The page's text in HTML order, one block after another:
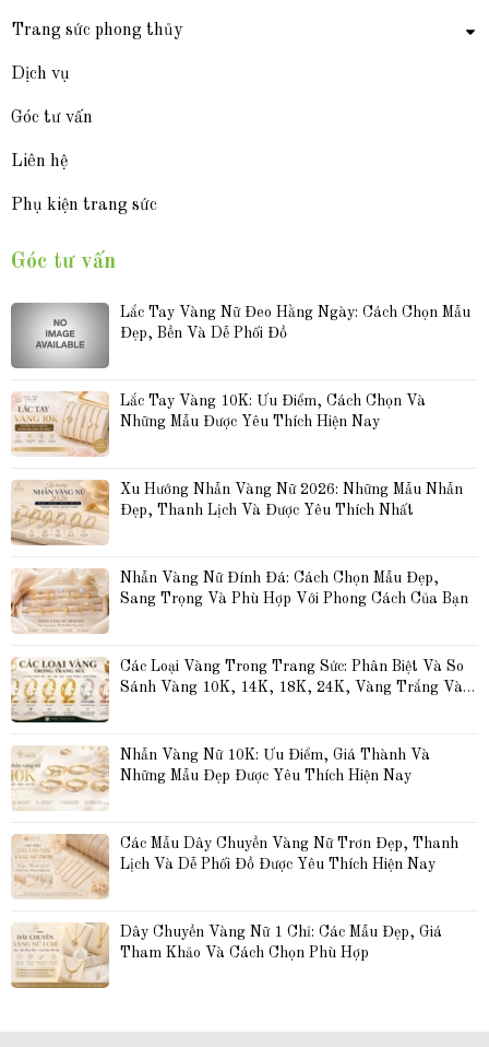
Trang sức phong thủy
Dịch vụ
Góc tư vấn
Liên hệ
Phụ kiện trang sức
Góc tư vấn
Lắc Tay Vàng Nữ Đeo Hằng Ngày: Cách Chọn Mẫu
Đẹp, Bền Và Dễ Phối Đồ
Lắc Tay Vàng 10K: Ưu Điểm, Cách Chọn Và
Những Mẫu Được Yêu Thích Hiện Nay
Xu Hướng Nhẫn Vàng Nữ 2026: Những Mẫu Nhẫn
Đẹp, Thanh Lịch Và Được Yêu Thích Nhất
Nhẫn Vàng Nữ Đính Đá: Cách Chọn Mẫu Đẹp,
Sang Trọng Và Phù Hợp Với Phong Cách Của Bạn
Các Loại Vàng Trong Trang Sức: Phân Biệt Và So
Sánh Vàng 10K, 14K, 18K, 24K, Vàng Trắng Và
Nhẫn Vàng Nữ 10K: Ưu Điểm, Giá Thành Và
Những Mẫu Đẹp Được Yêu Thích Hiện Nay
Các Mẫu Dây Chuyền Vàng Nữ Trơn Đẹp, Thanh
Lịch Và Dễ Phối Đồ Được Yêu Thích Hiện Nay
Dây Chuyền Vàng Nữ 1 Chỉ: Các Mẫu Đẹp, Giá
Tham Khảo Và Cách Chọn Phù Hợp